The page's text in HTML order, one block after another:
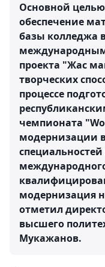
Основной
обеспечение
базы колледжа
проекта "Жас
творческих
процессе
чемпионата
модернизации
модернизация
отметил
высшего
Мукажанов.